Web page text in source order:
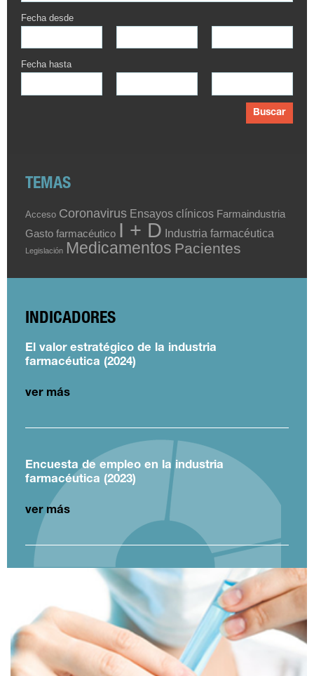
Fecha desde
Fecha hasta
Buscar
TEMAS
Acceso Coronavirus Ensayos clínicos Farmaindustria
Gasto farmacéutico I + D Industria farmacéutica
Legislación Medicamentos Pacientes
INDICADORES
El valor estratégico de la industria
farmacéutica (2024)
ver más
Encuesta de empleo en la industria
farmacéutica (2023)
ver más